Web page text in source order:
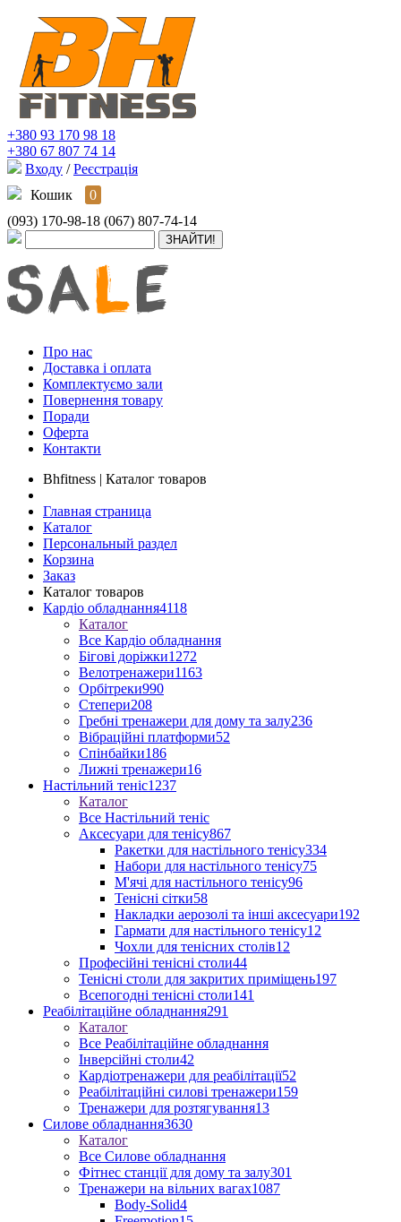
+380 93 170 98 18
+380 67 807 74 14
Входу / Реєстрація
Кошик
0
(093) 170-98-18 (067) 807-74-14
Про нас
Доставка і оплата
Комплектуємо зали
Повернення товару
Поради
Оферта
Контакти
Bhfitness | Каталог товаров
Главная страница
Каталог
Персональный раздел
Корзина
Заказ
Каталог товаров
Кардіо обладнання4118
Каталог
Все Кардіо обладнання
Бігові доріжки1272
Велотренажери1163
Орбітреки990
Степери208
Гребні тренажери для дому та залу236
Вібраційні платформи52
Спінбайки186
Лижні тренажери16
Настільний теніс1237
Каталог
Все Настільний теніс
Аксесуари для тенісу867
Ракетки для настільного тенісу334
Набори для настільного тенісу75
М'ячі для настільного тенісу96
Тенісні сітки58
Накладки аерозолі та інші аксесуари192
Гармати для настільного тенісу12
Чохли для тенісних столів12
Професійні тенісні столи44
Тенісні столи для закритих приміщень197
Всепогодні тенісні столи141
Реабілітаційне обладнання291
Каталог
Все Реабілітаційне обладнання
Інверсійні столи42
Кардіотренажери для реабілітації52
Реабілітаційні силові тренажери159
Тренажери для розтягування13
Силове обладнання3630
Каталог
Все Силове обладнання
Фітнес станції для дому та залу301
Тренажери на вільних вагах1087
Body-Solid4